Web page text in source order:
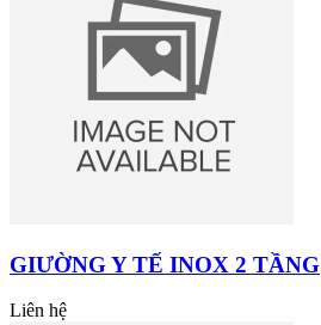
GIƯỜNG Y TẾ INOX 2 TẦNG
Liên hệ